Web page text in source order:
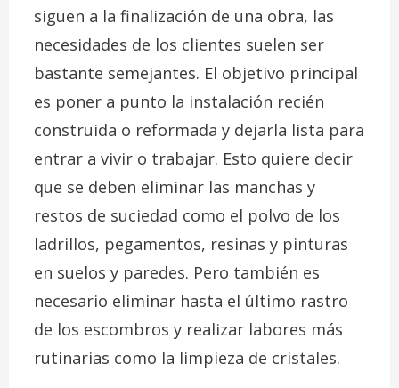
siguen a la finalización de una obra, las
necesidades de los clientes suelen ser
bastante semejantes. El objetivo principal
es poner a punto la instalación recién
construida o reformada y dejarla lista para
entrar a vivir o trabajar. Esto quiere decir
que se deben eliminar las manchas y
restos de suciedad como el polvo de los
ladrillos, pegamentos, resinas y pinturas
en suelos y paredes. Pero también es
necesario eliminar hasta el último rastro
de los escombros y realizar labores más
rutinarias como la limpieza de cristales.